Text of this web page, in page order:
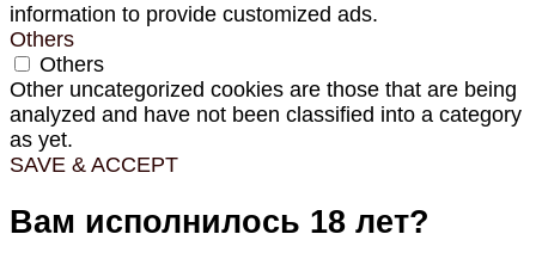
information to provide customized ads.
Others
Others
Other uncategorized cookies are those that are being
analyzed and have not been classified into a category
as yet.
SAVE & ACCEPT
Вам исполнилось 18 лет?